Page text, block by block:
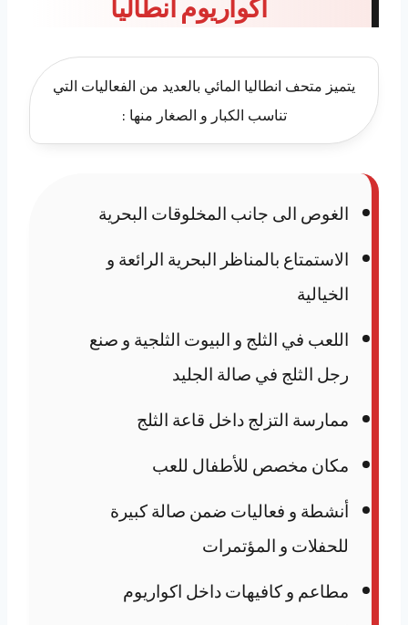
يتميز متحف انطاليا المائي بالعديد من الفعاليات التي
تناسب الكبار و الصغار منها :
الغوص الى جانب المخلوقات البحرية
الاستمتاع بالمناظر البحرية الرائعة و
الخيالية
اللعب في الثلج و البيوت الثلجية و صنع
رجل الثلج في صالة الجليد
ممارسة التزلج داخل قاعة الثلج
مكان مخصص للأطفال للعب
أنشطة و فعاليات ضمن صالة كبيرة
للحفلات و المؤتمرات
مطاعم و كافيهات داخل اكواريوم